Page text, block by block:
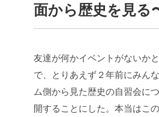
面から歴史を見る
友達が何かイベントがないか
で、とりあえず２年前にみん
ム側から見た歴史の自習会に
開することにした。本当はこ